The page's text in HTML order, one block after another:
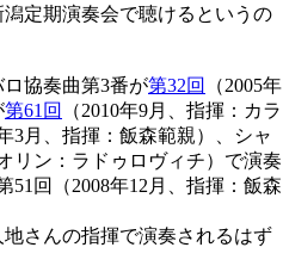
定期演奏会で聴けるというの
協奏曲第3番が第32回
（2005年
第61回
（2010年9月、指揮：カラ
年3月、指揮：飯森範親）、シャ
リン：ラドゥロヴィチ）で演奏
回（2008年12月、指揮：飯森
さんの指揮で演奏されるはず